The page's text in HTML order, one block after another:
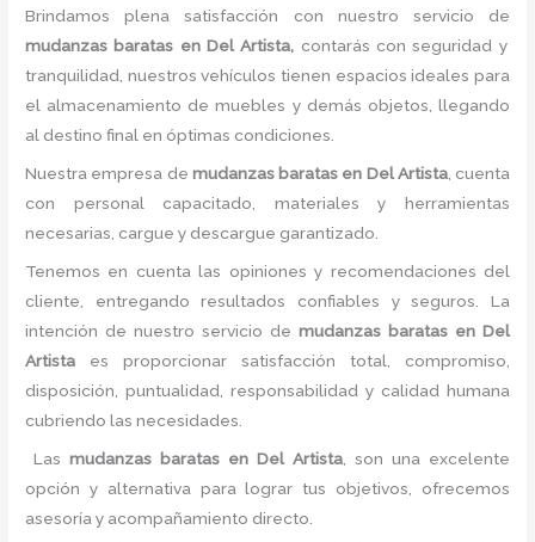
Brindamos plena satisfacción con nuestro servicio de
mudanzas baratas en Del Artista, contarás con seguridad y
tranquilidad, nuestros vehículos tienen espacios ideales para
el almacenamiento de muebles y demás objetos, llegando
al destino final en óptimas condiciones.
Nuestra empresa de mudanzas baratas en Del Artista, cuenta
con personal capacitado, materiales y herramientas
necesarias, cargue y descargue garantizado.
Tenemos en cuenta las opiniones y recomendaciones del
cliente, entregando resultados confiables y seguros. La
intención de nuestro servicio de mudanzas baratas en Del
Artista es proporcionar satisfacción total, compromiso,
disposición, puntualidad, responsabilidad y calidad humana
cubriendo las necesidades.
Lasmudanzas baratas en Del Artista , son una excelente
opción y alternativa para lograr tus objetivos, ofrecemos
asesoría y acompañamiento directo.